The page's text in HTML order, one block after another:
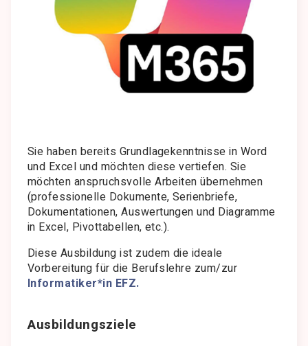
Sie haben bereits Grundlagekenntnisse in Word
und Excel und möchten diese vertiefen. Sie
möchten anspruchsvolle Arbeiten übernehmen
(professionelle Dokumente, Serienbriefe,
Dokumentationen, Auswertungen und Diagramme
in Excel, Pivottabellen, etc.).
Diese Ausbildung ist zudem die ideale
Vorbereitung für die Berufslehre zum/zur
Informatiker*in EFZ.
Ausbildungsziele